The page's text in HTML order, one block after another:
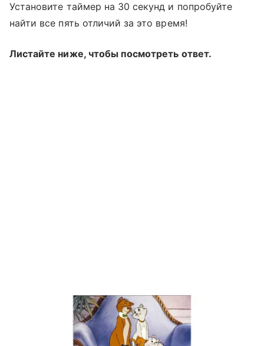
Установите таймер на 30 секунд и попробуйте
найти все пять отличий за это время!
Листайте ниже, чтобы посмотреть ответ.